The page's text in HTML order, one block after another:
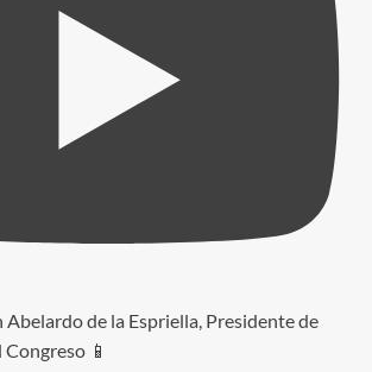
de la Espriella, Presidente de
📱